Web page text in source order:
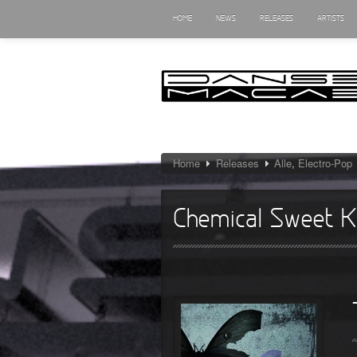
HOME NEWS RELEASES ARTISTS
Home Releases Alle, Electro-Pop
Chemical Sweet